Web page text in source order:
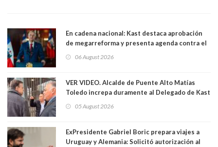
En cadena nacional: Kast destaca aprobación
de megarreforma y presenta agenda contra el
06 August 2026
VER VIDEO. Alcalde de Puente Alto Matías
Toledo increpa duramente al Delegado de Kast
delegado nuevamente arrancando"
05 August 2026
ExPresidente Gabriel Boric prepara viajes a
Uruguay y Alemania: Solicitó autorización al